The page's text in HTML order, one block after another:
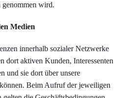
wird.
Medien
innerhalb sozialer Netzwerke
dort aktiven Kunden, Interessenten
und sie dort über unsere
Beim Aufruf der jeweiligen